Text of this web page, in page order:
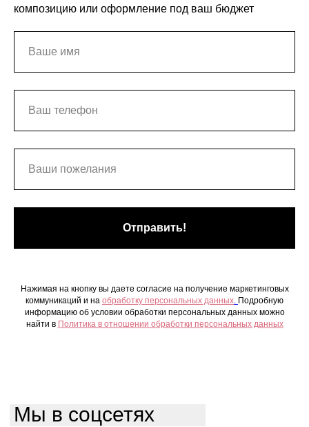
композицию или оформление под ваш бюджет
Отправить!
Нажимая на кнопку вы даете согласие на получение маркетинговых
коммуникаций и на обработку персональных данных. Подробную
информацию об условии обработки персональных данных можно
найти в Политика в отношении обработки персональных данных
Мы в соцсетях